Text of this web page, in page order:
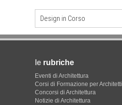
Design in Corso
le rubriche
Eventi di Architettura
Corsi di Formazione per Architetti
Concorsi di Architettura
Notizie di Architettura